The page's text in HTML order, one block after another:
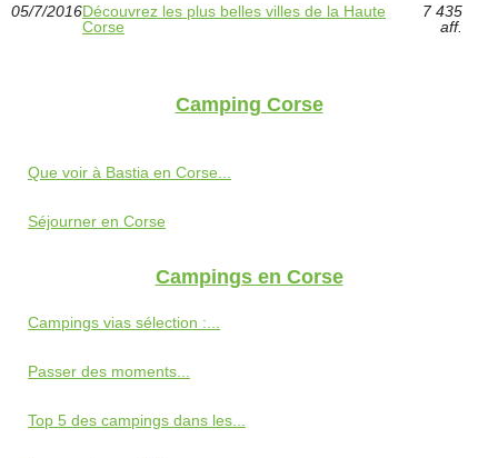
05/7/2016Découvrez les plus belles villes de la Haute
Corse
7 435
aff.
Camping Corse
Que voir à Bastia en Corse...
Séjourner en Corse
Campings en Corse
Campings vias sélection :...
Passer des moments...
Top 5 des campings dans les...